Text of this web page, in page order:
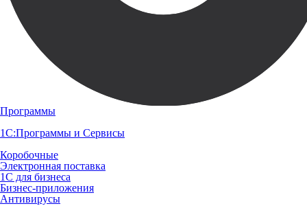
Программы
1С:Программы и Сервисы
Коробочные
Электронная поставка
1С для бизнеса
Бизнес-приложения
Антивирусы